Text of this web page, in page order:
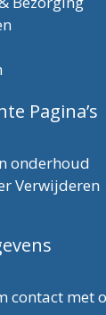
Pagina’s
onderhoud
Verwijderen
contact met